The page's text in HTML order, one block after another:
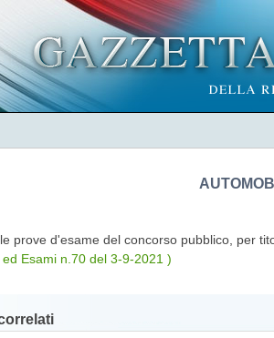
prove d'esame del concorso pubblico, per
Esami n.70 del 3-9-2021 )